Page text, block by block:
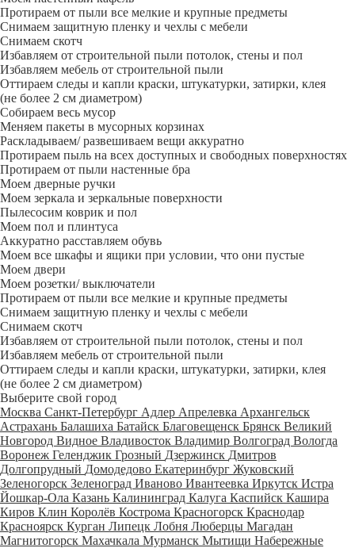
Протираем от пыли все мелкие и крупные предметы
Снимаем защитную пленку и чехлы с мебели
Снимаем скотч
Избавляем от строительной пыли потолок, стены и пол
Избавляем мебель от строительной пыли
Оттираем следы и капли краски, штукатурки, затирки, клея
(не более 2 см диаметром)
Собираем весь мусор
Меняем пакеты в мусорных корзинах
Раскладываем/ развешиваем вещи аккуратно
Протираем пыль на всех доступных и свободных поверхностях
Протираем от пыли настенные бра
Моем дверные ручки
Моем зеркала и зеркальные поверхности
Пылесосим коврик и пол
Моем пол и плинтуса
Аккуратно расставляем обувь
Моем все шкафы и ящики при условии, что они пустые
Моем двери
Моем розетки/ выключатели
Протираем от пыли все мелкие и крупные предметы
Снимаем защитную пленку и чехлы с мебели
Снимаем скотч
Избавляем от строительной пыли потолок, стены и пол
Избавляем мебель от строительной пыли
Оттираем следы и капли краски, штукатурки, затирки, клея
(не более 2 см диаметром)
Выберите свой город
Москва Санкт-Петербург Адлер Апрелевка Архангельск
Астрахань Балашиха Батайск Благовещенск Брянск Великий
Новгород Видное Владивосток Владимир Волгоград Вологда
Воронеж Геленджик Грозный Дзержинск Дмитров
Долгопрудный Домодедово Екатеринбург Жуковский
Зеленогорск Зеленоград Иваново Ивантеевка Иркутск Истра
Йошкар-Ола Казань Калининград Калуга Каспийск Кашира
Киров Клин Королёв Кострома Красногорск Краснодар
Красноярск Курган Липецк Лобня Люберцы Магадан
Магнитогорск Махачкала Мурманск Мытищи Набережные